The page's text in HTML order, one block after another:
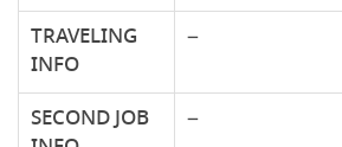
TRAVELING
INFO
–
SECOND JOB
–